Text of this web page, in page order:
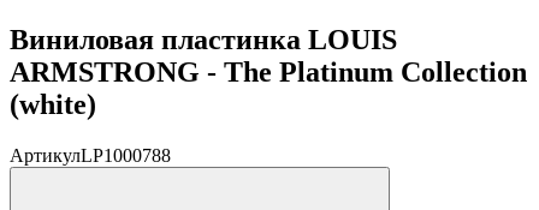
Виниловая пластинка LOUIS
ARMSTRONG - The Platinum Collection
(white)
АртикулLP1000788